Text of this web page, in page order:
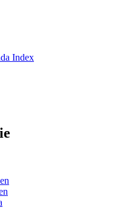
Index